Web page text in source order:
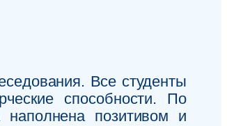
Все студенты
способности. По
позитивом и